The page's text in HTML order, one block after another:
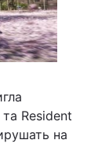
та Resident
на